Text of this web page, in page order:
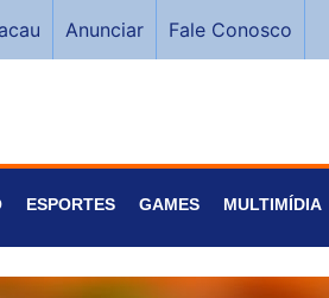
Anunciar Fale Conosco
ESPORTES GAMES MULTIMÍDIA